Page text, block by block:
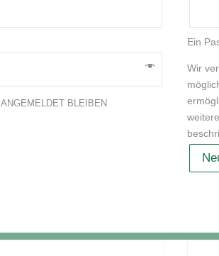
ANGEMELDET BLEIBEN
Ein
Wir